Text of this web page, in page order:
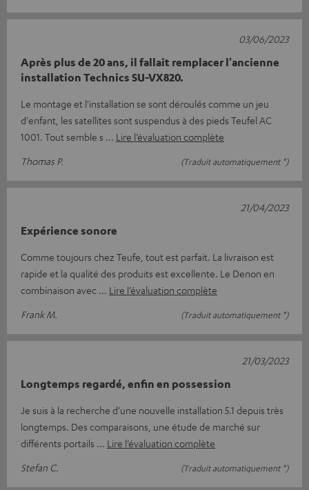
Après plus de 20 ans, il fallait remplacer l'ancienne
installation Technics SU-VX820.
Le montage et l'installation se sont déroulés comme un jeu
d'enfant, les satellites sont suspendus à des pieds Teufel AC
1001. Tout semble s
Lire l’évaluation complète
Thomas P.
(Traduit automatiquement *)
03/06/2023
Expérience sonore
Comme toujours chez Teufe, tout est parfait. La livraison est
rapide et la qualité des produits est excellente. Le Denon en
combinaison avec
Lire l’évaluation complète
Frank M.
(Traduit automatiquement *)
21/04/2023
Longtemps regardé, enfin en possession
Je suis à la recherche d'une nouvelle installation 5.1 depuis très
longtemps. Des comparaisons, une étude de marché sur
différents portails
Lire l’évaluation complète
Stefan C.
(Traduit automatiquement *)
21/03/2023